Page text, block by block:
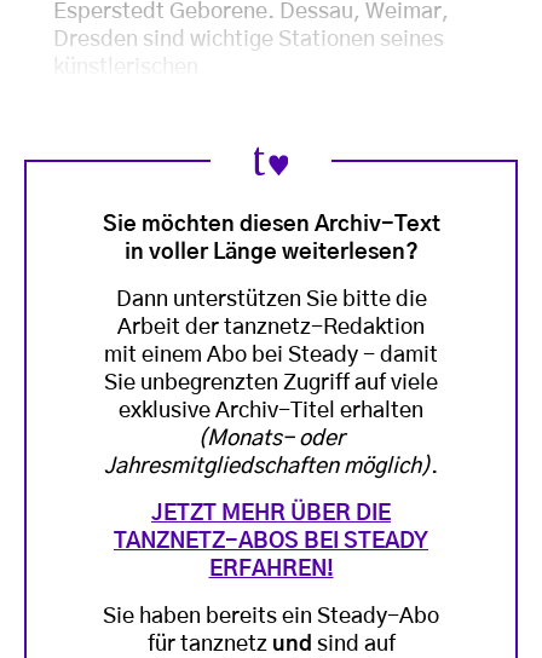
Esperstedt Geborene. Dessau, Weimar,
Dresden sind wichtige Stationen seines
künstlerischen
Sie möchten diesen Archiv-Text
in voller Länge weiterlesen?
Dann unterstützen Sie bitte die
Arbeit der tanznetz-Redaktion
mit einem Abo bei Steady - damit
Sie unbegrenzten Zugriff auf viele
exklusive Archiv-Titel erhalten
(Monats- oder
Jahresmitgliedschaften möglich).
JETZT MEHR ÜBER DIE
TANZNETZ-ABOS BEI STEADY
ERFAHREN!
Sie haben bereits ein Steady-Abo
für tanznetz und sind auf